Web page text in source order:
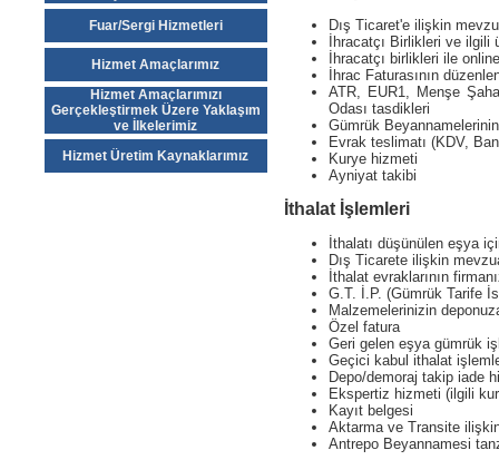
Fuar/Sergi Hizmetleri
Hizmet Amaçlarımız
Hizmet Amaçlarımızı
Gerçekleştirmek Üzere Yaklaşım
ve İlkelerimiz
Hizmet Üretim Kaynaklarımız
Dış Ticaret'e ilişkin
İhracatçı Birlikleri ve ilgili
İhracatçı birlikleri ile
İhrac Faturasının
ATR, EUR1, Menşe
Odası tasdikleri
Gümrük Beyannamelerinin
Evrak teslimatı (KDV,
Kurye hizmeti
Ayniyat takibi
İthalat İşlemleri
İthalatı düşünülen eşya
Dış Ticarete ilişkin
İthalat evraklarının
G.T. İ.P. (Gümrük Tarife
Malzemelerinizin
Özel fatura
Geri gelen eşya gümrük
Geçici kabul ithalat
Depo/demoraj takip iade
Ekspertiz hizmeti (ilgili
Kayıt belgesi
Aktarma ve Transite
Antrepo Beyannamesi